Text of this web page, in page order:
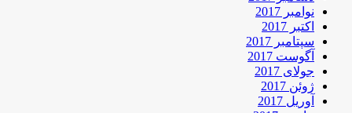
نوامبر 2017
اکتبر 2017
سپتامبر 2017
آگوست 2017
جولای 2017
ژوئن 2017
آوریل 2017